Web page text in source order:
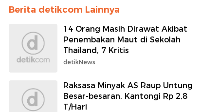
Berita detikcom Lainnya
14 Orang Masih Dirawat Akibat
Penembakan Maut di Sekolah
Thailand, 7 Kritis
detikNews
Raksasa Minyak AS Raup Untung
Besar-besaran, Kantongi Rp 2,8
T/Hari